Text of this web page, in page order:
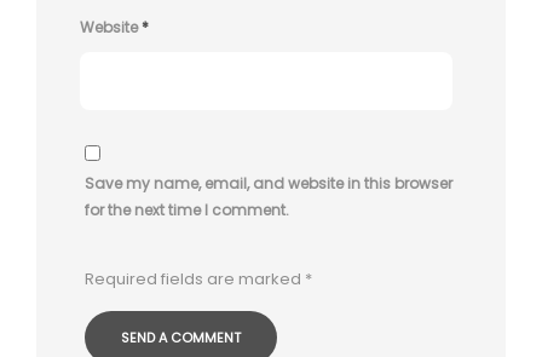
Website*
Save my name, email, and website in this browser
for the next time I comment.
Required fields are marked *